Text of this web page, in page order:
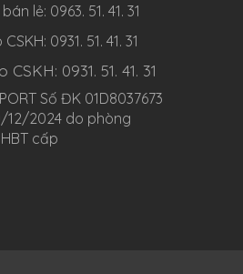
lẻ: 0963. 51. 41. 31
0931. 51. 41. 31
0931. 51. 41. 31
Số ĐK 01D8037673
12/2024 do phòng
cấp